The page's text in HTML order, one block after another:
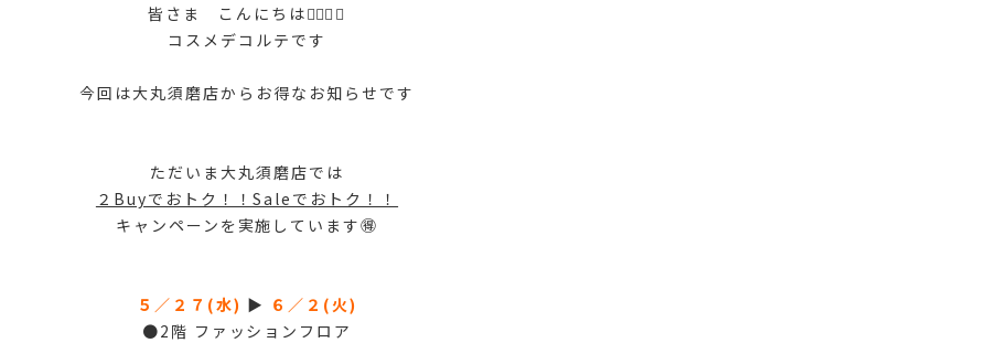
皆さま こんにちは💁🏻‍♀️✨
コスメデコルテです
今回は大丸須磨店からお得なお知らせです
ただいま大丸須磨店では
２Buyでおトク！！Saleでおトク！！
キャンペーンを実施しています🉐
５／２７(水) ▶︎ ６／２(火)
●2階 ファッションフロア